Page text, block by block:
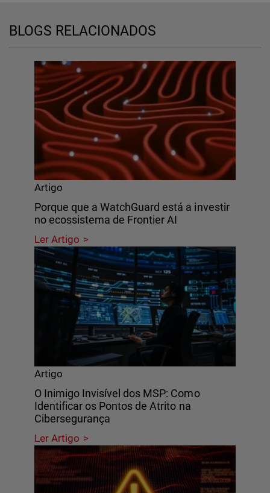
BLOGS RELACIONADOS
Artigo
Porque que a WatchGuard está a investir
no ecossistema de Frontier AI
Ler Artigo
Artigo
O Inimigo Invisível dos MSP: Como
Identificar os Pontos de Atrito na
Cibersegurança
Ler Artigo